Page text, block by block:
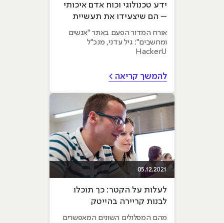
ידע טכנולוגי וכוח אדם איכותי
– הם שיצעידו את תעשיית
אורח המדור הפעם באתר "אנשים
ומחשבים": גיל עדני, מנכ"ל
HackerU
להמשך קריאה >
05.12.2021
לעלות על הקטר: כך תוכלו
לבנות קריירה בהייטק
מהם המסלולים השונים המאפשרים